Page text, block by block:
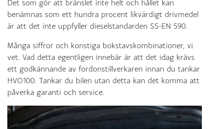
Det som gör att bränslet inte helt och hållet kan
benämnas som ett hundra procent likvärdigt drivmedel
är att det inte uppfyller dieselstandarden SS-EN 590.
Många siffror och konstiga bokstavskombinationer, vi
vet. Vad detta egentligen innebär är att det idag krävs
ett godkännande av fordonstillverkaren innan du tankar
HVO100. Tankar du bilen utan detta kan det komma att
påverka garanti och service.